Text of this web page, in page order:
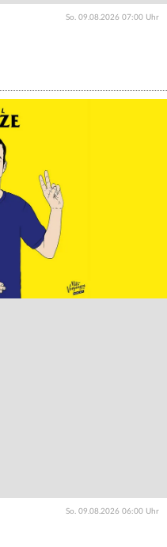
So. 09.08.2026 07:00 Uhr
So. 09.08.2026 06:00 Uhr